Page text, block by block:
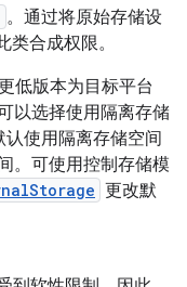
。通过将原始存储设
合成权限。
低版本为目标平台
以选择使用隔离存储
使用隔离存储空间
。 可使用控制存储模
更改默